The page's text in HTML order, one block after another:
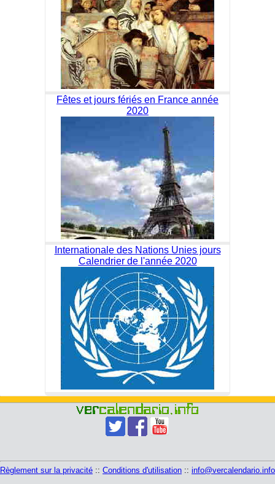
Fêtes et jours fériés en France année
2020
Internationale des Nations Unies jours
Calendrier de l'année 2020
Règlement sur la privacité :: Conditions d'utilisation :: info@vercalendario.info